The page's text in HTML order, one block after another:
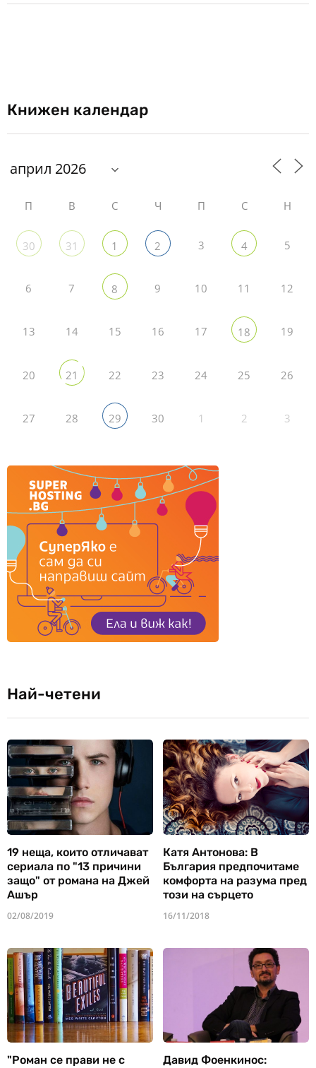
Книжен календар
П В С Ч П С Н
30 31 1 2 3 4 5
6 7 8 9 10 11 12
13 14 15 16 17 18 19
20 21 22 23 24 25 26
27 28 29 30 1 2 3
Най-четени
19 неща, които отличават
сериала по "13 причини
защо" от романа на Джей
Ашър
02/08/2019
Катя Антонова: В
България предпочитаме
комфорта на разума пред
този на сърцето
16/11/2018
"Роман се прави не с
Давид Фоенкинос: